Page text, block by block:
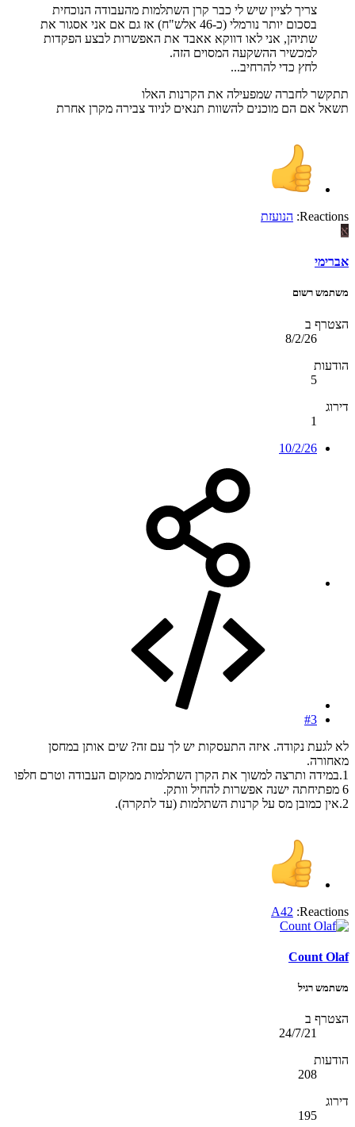
צריך לציין שיש לי כבר קרן השתלמות מהעבודה הנוכחית
בסכום יותר נורמלי (כ-46 אלש"ח) אז גם אם אני אסגור את
שתיהן, אני לאו דווקא אאבד את האפשרות לבצע הפקדות
למכשיר ההשקעה המסוים הזה.
לחץ כדי להרחיב...
תתקשר לחברה שמפעילה את הקרנות האלו
תשאל אם הם מוכנים להשוות תנאים לניוד צבירה מקרן אחרת
Reactions: הנועזת
א
אברימי
משתמש רשום
הצטרף ב
8/2/26
הודעות
5
דירוג
1
10/2/26
#3
לא לגעת נקודה. איזה התעסקות יש לך עם זה? שים אותן במחסן
מאחורה.
1.במידה ותרצה למשוך את הקרן השתלמות ממקום העבודה וטרם חלפו
6 מפתיחתה ישנה אפשרות להחיל וותק.
2.אין כמובן מס על קרנות השתלמות (עד לתקרה).
Reactions:
A42
Count Olaf
משתמש רגיל
הצטרף ב
24/7/21
הודעות
208
דירוג
195